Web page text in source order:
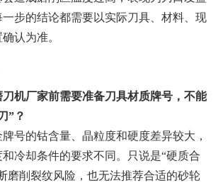
步的结论都需要以实际刀具、材料、现
认为准。
机厂家前需要准备刀具材质牌号，不能
”？
号的钴含量、晶粒度和硬度差异较大，
冷却条件的要求不同。只说是“硬质合
磨削裂纹风险，也无法推荐合适的砂轮